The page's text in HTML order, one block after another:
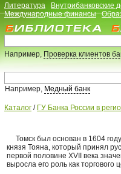
Литература
Внутрибанковские
Международные финансы
Например,Проверка клиентов
Например, Медный банк
Каталог / ГУ Банка России в
Томск был основан в 1604
князя Тояна, который принял
первой половине XVII века
выросла его роль как торгового